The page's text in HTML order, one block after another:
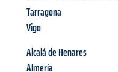
Tarragona
Vigo
Alcalá de Henares
Almería